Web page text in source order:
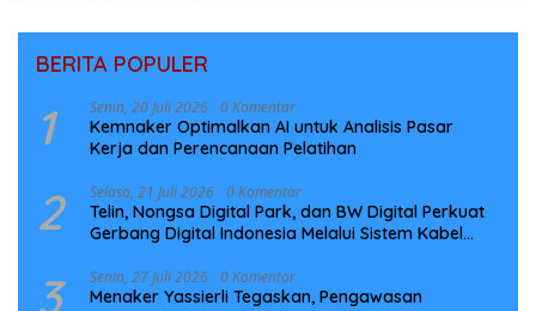
BERITA POPULER
1 Senin, 20 Juli 2026 0 Komentar
Kemnaker Optimalkan AI untuk Analisis Pasar
Kerja dan Perencanaan Pelatihan
2 Selasa, 21 Juli 2026 0 Komentar
Telin, Nongsa Digital Park, dan BW Digital Perkuat
Gerbang Digital Indonesia Melalui Sistem Kabel
3 Senin, 27 Juli 2026 0 Komentar
Menaker Yassierli Tegaskan, Pengawasan